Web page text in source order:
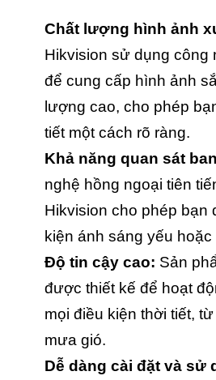
Chất lượng hình ảnh
Hikvision sử dụng công
để cung cấp hình ảnh
lượng cao, cho phép
tiết một cách rõ ràng.
Khả năng quan sát
nghệ hồng ngoại tiên
Hikvision cho phép bạn
kiện ánh sáng yếu
Độ tin cậy cao: Sản
được thiết kế để hoạt
mọi điều kiện thời tiết,
mưa gió.
Dễ dàng cài đặt và sử